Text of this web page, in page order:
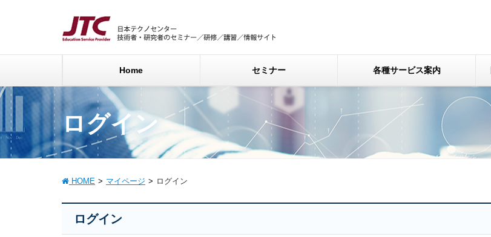
Home セミナー 各種サービス案内
ログイン
HOME マイページ ログイン
ログイン